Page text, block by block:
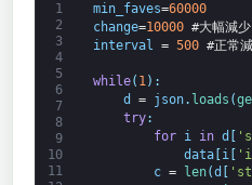
1
2
3
4
5
6
7
8
9
10
11
min_faves=60000
change=10000 #大幅減
interval
= 500 #正常
while( 1) :
d
= json. loads (
try:
for
i in d [
data[i [
c = len(d